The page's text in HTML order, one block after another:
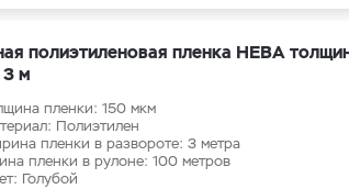
полиэтиленовая пленка НЕВА
м
пленки: 150 мкм
Полиэтилен
пленки в развороте: 3 метра
пленки в рулоне: 100 метров
Голубой